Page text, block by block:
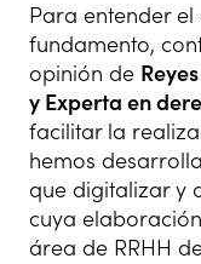
Para entender
fundamento,
opinión de
y Experta en
facilitar la
hemos
que digitalizar y
cuya
área de RRHH